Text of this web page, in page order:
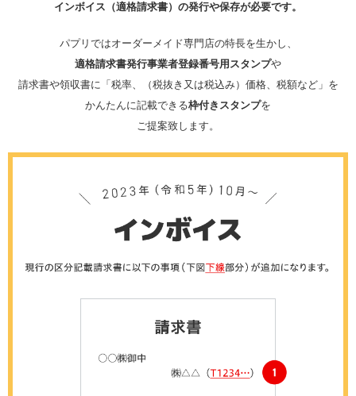
インボイス（適格請求書）の発行や保存が必要です。
パプリではオーダーメイド専門店の特長を生かし、
適格請求書発行事業者登録番号用スタンプや
請求書や領収書に「税率、（税抜き又は税込み）価格、税額など」を
かんたんに記載できる枠付きスタンプを
ご提案致します。